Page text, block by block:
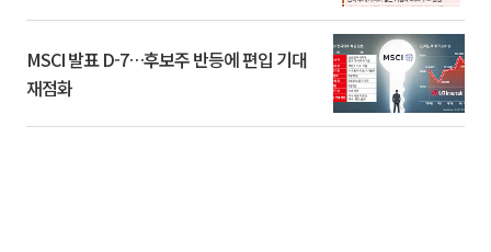
MSCI 발표 D-7…후보주 반등에 편입 기대
재점화